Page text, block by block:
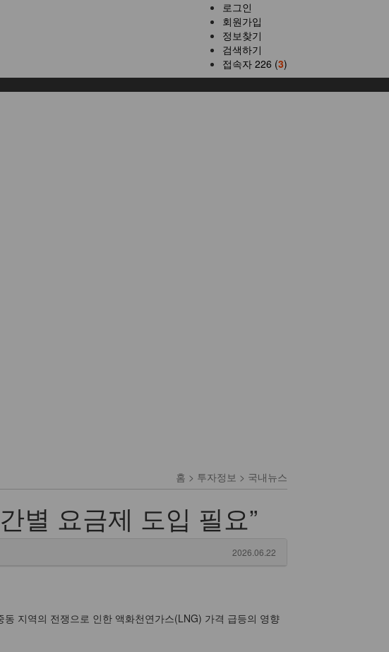
로그인
회원가입
정보찾기
검색하기
접속자 226 (3)
홈 > 투자정보 > 국내뉴스
별 요금제 도입 필요”
2026.06.22
지역의 전쟁으로 인한 액화천연가스(LNG) 가격 급등의 영향